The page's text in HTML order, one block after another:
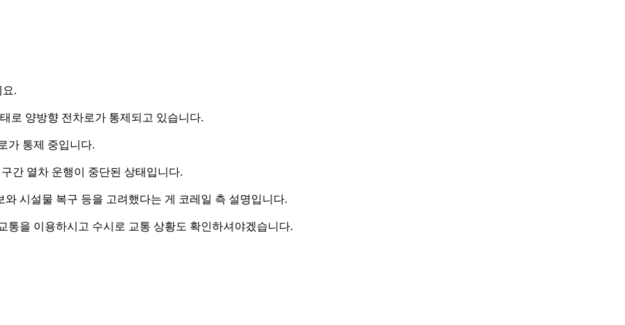
.
로 양방향 전차로가 통제되고 있습니다.
가 통제 중입니다.
간 열차 운행이 중단된 상태입니다.
시설물 복구 등을 고려했다는 게 코레일 측 설명입니다.
을 이용하시고 수시로 교통 상황도 확인하셔야겠습니다.